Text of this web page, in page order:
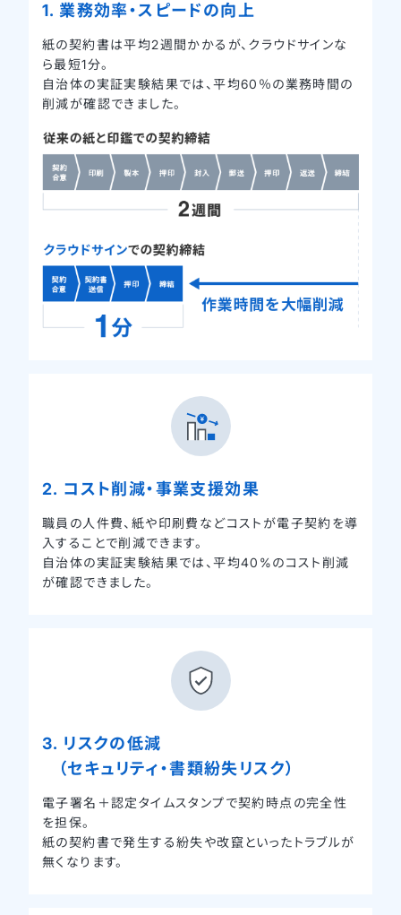
1. 業務効率・スピードの向上
紙の契約書は平均2週間かかるが、クラウドサインな
ら最短1分。
自治体の実証実験結果では、平均60％の業務時間の
削減が確認できました。
2. コスト削減・事業支援効果
職員の人件費、紙や印刷費などコストが電子契約を導
入することで削減できます。
自治体の実証実験結果では、平均40%のコスト削減
が確認できました。
3. リスクの低減
（セキュリティ・書類紛失リスク）
電子署名＋認定タイムスタンプで契約時点の完全性
を担保。
紙の契約書で発生する紛失や改竄といったトラブルが
無くなります。